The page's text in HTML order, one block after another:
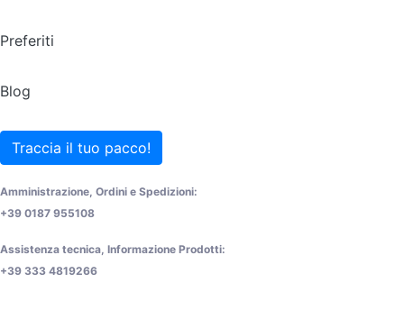
Preferiti
Blog
Traccia il tuo pacco!
Amministrazione, Ordini e Spedizioni:
+39 0187 955108
Assistenza tecnica, Informazione Prodotti:
+39 333 4819266